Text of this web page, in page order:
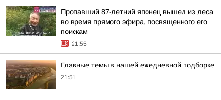
Пропавший 87-летний японец вышел из леса
во время прямого эфира, посвященного его
поискам
21:55
Главные темы в нашей ежедневной подборке
21:51